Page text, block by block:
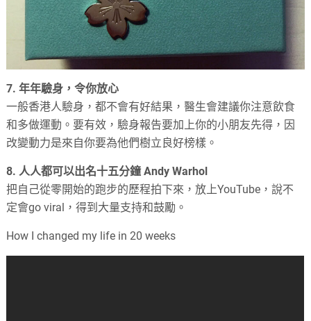
7.年年驗身，令你放心
一般香港人驗身，都不會有好結果，醫生會建議你注意飲食
和多做運動。要有效，驗身報告要加上你的小朋友先得，因
改變動力是來自你要為他們樹立良好榜樣。
8. 人人都可以出名十五分鐘Andy Warhol
把自己從零開始的跑步的歷程拍下來，放上YouTube ，說不
定會go viral ，得到大量支持和鼓勵。
How I changed my life in 20 weeks